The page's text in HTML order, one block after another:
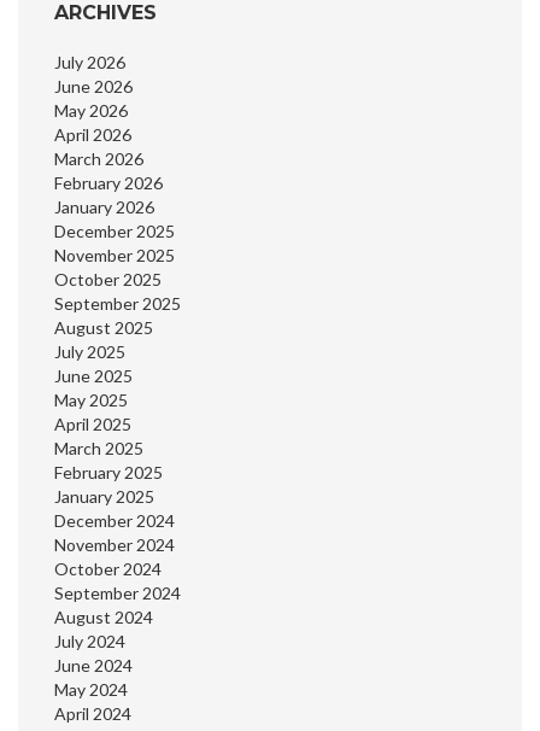
ARCHIVES
July 2026
June 2026
May 2026
April 2026
March 2026
February 2026
January 2026
December 2025
November 2025
October 2025
September 2025
August 2025
July 2025
June 2025
May 2025
April 2025
March 2025
February 2025
January 2025
December 2024
November 2024
October 2024
September 2024
August 2024
July 2024
June 2024
May 2024
April 2024